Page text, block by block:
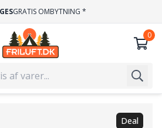
GRATIS OMBYTNING *
Deal